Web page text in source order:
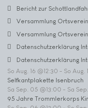
Bericht zur
Versammlung
Versammlung
Datenschutzerklärung
Datenschutzerklärung
So Aug. 16 @12:30 - So Aug.
Selfkantplakette Isenbruch
Sa Sep. 05 @13:00 - Sa
95 Jahre Trommlerkorps